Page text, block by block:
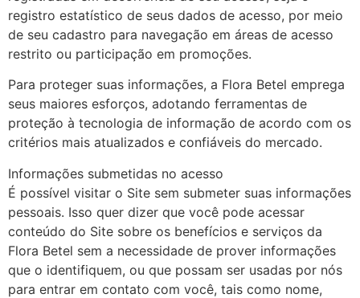
registro estatístico de seus dados de acesso, por meio
de seu cadastro para navegação em áreas de acesso
restrito ou participação em promoções.
Para proteger suas informações, a Flora Betel emprega
seus maiores esforços, adotando ferramentas de
proteção à tecnologia de informação de acordo com os
critérios mais atualizados e confiáveis do mercado.
Informações submetidas no acesso
É possível visitar o Site sem submeter suas informações
pessoais. Isso quer dizer que você pode acessar
conteúdo do Site sobre os benefícios e serviços da
Flora Betel sem a necessidade de prover informações
que o identifiquem, ou que possam ser usadas por nós
para entrar em contato com você, tais como nome,